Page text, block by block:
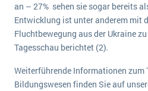
an – 27% sehen sie sogar bereits
Entwicklung ist unter anderem mit
Fluchtbewegung aus der Ukraine
Tagesschau berichtet (2).
Weiterführende Informationen zum
Bildungswesen finden Sie auf